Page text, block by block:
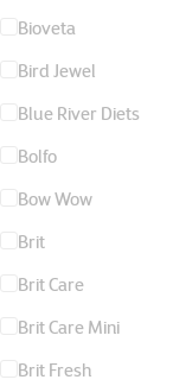
Bioveta
Bird Jewel
Blue River Diets
Bolfo
Bow Wow
Brit
Brit Care
Brit Care Mini
Brit Fresh